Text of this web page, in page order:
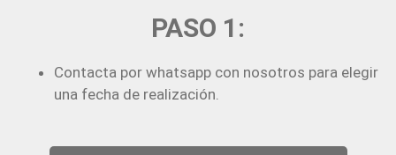
PASO 1:
Contacta por whatsapp con nosotros para elegir
una fecha de realización.